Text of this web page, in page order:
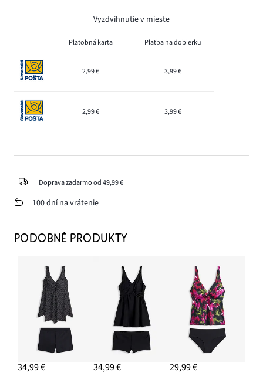
Vyzdvihnutie v mieste
Platobná karta Platba na dobierku
2,99 € 3,99 €
2,99 € 3,99 €
Doprava zadarmo od 49,99 €
100 dní na vrátenie
PODOBNÉ PRODUKTY
34,99 € 34,99 € 29,99 €